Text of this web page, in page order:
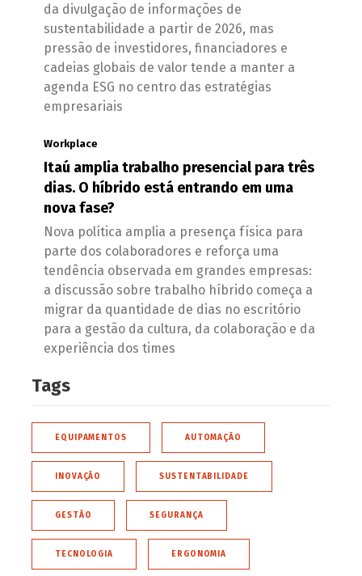
da divulgação de informações de
sustentabilidade a partir de 2026, mas
pressão de investidores, financiadores e
cadeias globais de valor tende a manter a
agenda ESG no centro das estratégias
empresariais
Workplace
Itaú amplia trabalho presencial para três
dias. O híbrido está entrando em uma
nova fase?
Nova política amplia a presença física para
parte dos colaboradores e reforça uma
tendência observada em grandes empresas:
a discussão sobre trabalho híbrido começa a
migrar da quantidade de dias no escritório
para a gestão da cultura, da colaboração e da
experiência dos times
Tags
EQUIPAMENTOS AUTOMAÇÃO
INOVAÇÃO SUSTENTABILIDADE
GESTÃO SEGURANÇA
TECNOLOGIA ERGONOMIA